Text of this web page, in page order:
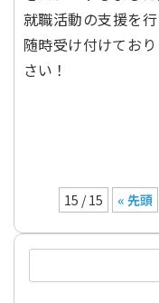
就職活動の支援を
随時受け付けてお
さい！
15 / 15 « 先頭